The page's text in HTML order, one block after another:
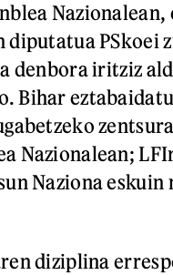
PSkoei
denbora iritziz
Bihar
Nazionalean;
Naziona
diziplina